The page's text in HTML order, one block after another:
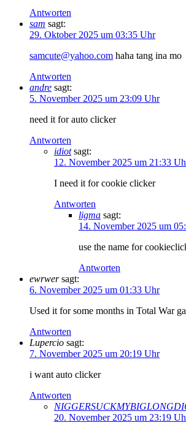
Antworten
sam sagt:
29. Oktober 2025 um 03:35 Uhr
samcute@yahoo.com haha tang ina mo
Antworten
andre sagt:
5. November 2025 um 23:09 Uhr
need it for auto clicker
Antworten
idiot sagt:
12. November 2025 um 21:33
I need it for cookie clicker
Antworten
ligma sagt:
14. November 2025 um
use the name for
Antworten
ewrwer sagt:
6. November 2025 um 01:33 Uhr
Used it for some months in Total War
Antworten
Lupercio sagt:
7. November 2025 um 20:19 Uhr
i want auto clicker
Antworten
20. November 2025 um 23:19